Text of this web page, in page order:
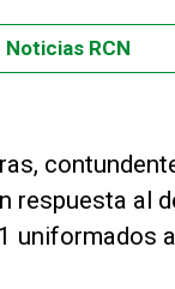
RCN
al
uniformados